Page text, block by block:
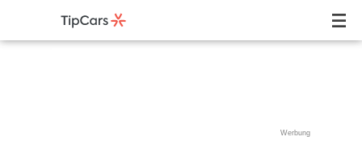
Werbung